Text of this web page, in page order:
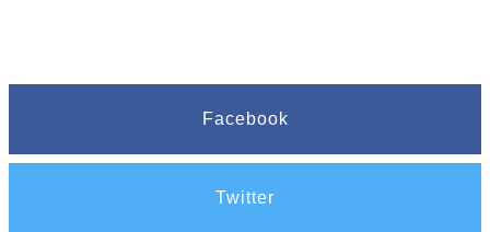
Facebook
Twitter